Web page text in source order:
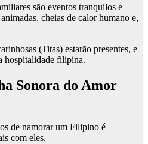
são eventos tranquilos e
cheias de calor humano e,
(Titas) estarão presentes, e
hospitalidade filipina.
Sonora do Amor
de namorar um Filipino é
com eles.